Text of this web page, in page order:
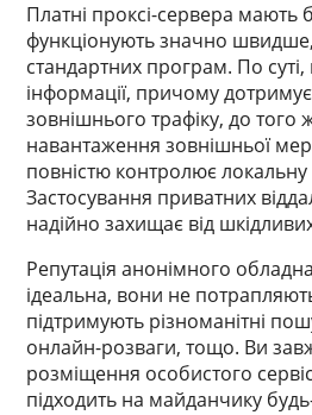
Платні проксі-сервера мають
функціонують значно швидше,
стандартних програм. По
інформації, причому
зовнішнього трафіку, до того
навантаження зовнішньої
повністю контролює
Застосування приватних
надійно захищає від
Репутація анонімного
ідеальна, вони не
підтримують різноманітні
онлайн-розваги, тощо. Ви
розміщення особистого
підходить на майданчику